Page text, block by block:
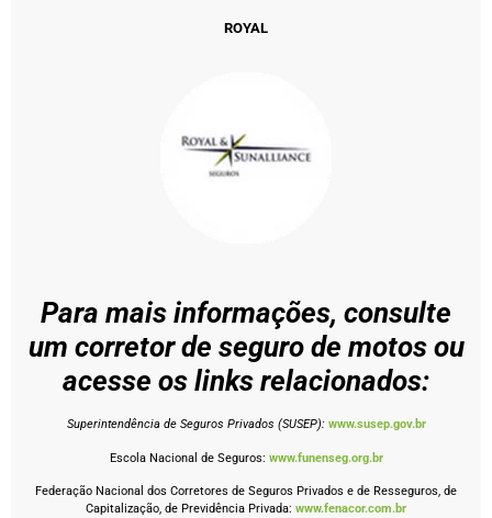
ROYAL
Para mais informações, consulte
um corretor de seguro de motos ou
acesse os links relacionados:
Superintendência de Seguros Privados (SUSEP): www.susep.gov.br
Escola Nacional de Seguros: www.funenseg.org.br
Federação Nacional dos Corretores de Seguros Privados e de Resseguros, de
Capitalização, de Previdência Privada: www.fenacor.com.br